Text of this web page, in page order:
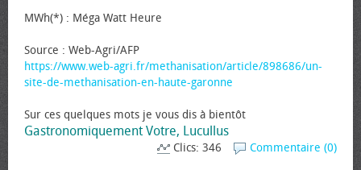
MWh(*) : Méga Watt Heure
Source : Web-Agri/AFP
https://www.web-agri.fr/methanisation/article/898686/un-
site-de-methanisation-en-haute-garonne
Sur ces quelques mots je vous dis à bientôt
Gastronomiquement Votre, Lucullus
Commentaire (0)
Clics: 346